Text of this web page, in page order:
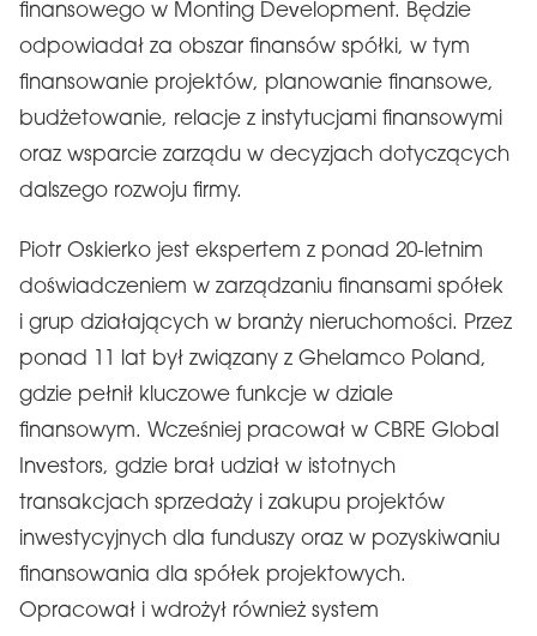
finansowego w Monting Development. Będzie
odpowiadał za obszar finansów spółki, w tym
finansowanie projektów, planowanie finansowe,
budżetowanie, relacje z instytucjami finansowymi
oraz wsparcie zarządu w decyzjach dotyczących
dalszego rozwoju firmy.
Piotr Oskierko jest ekspertem z ponad 20-letnim
doświadczeniem w zarządzaniu finansami spółek
i grup działających w branży nieruchomości. Przez
ponad 11 lat był związany z Ghelamco Poland,
gdzie pełnił kluczowe funkcje w dziale
finansowym. Wcześniej pracował w CBRE Global
Investors, gdzie brał udział w istotnych
transakcjach sprzedaży i zakupu projektów
inwestycyjnych dla funduszy oraz w pozyskiwaniu
finansowania dla spółek projektowych.
Opracował i wdrożył również system